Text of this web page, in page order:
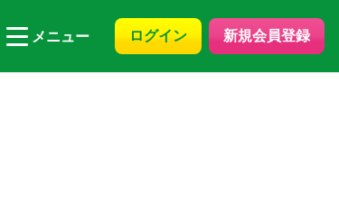
メニュー ログイン 新規会員登録